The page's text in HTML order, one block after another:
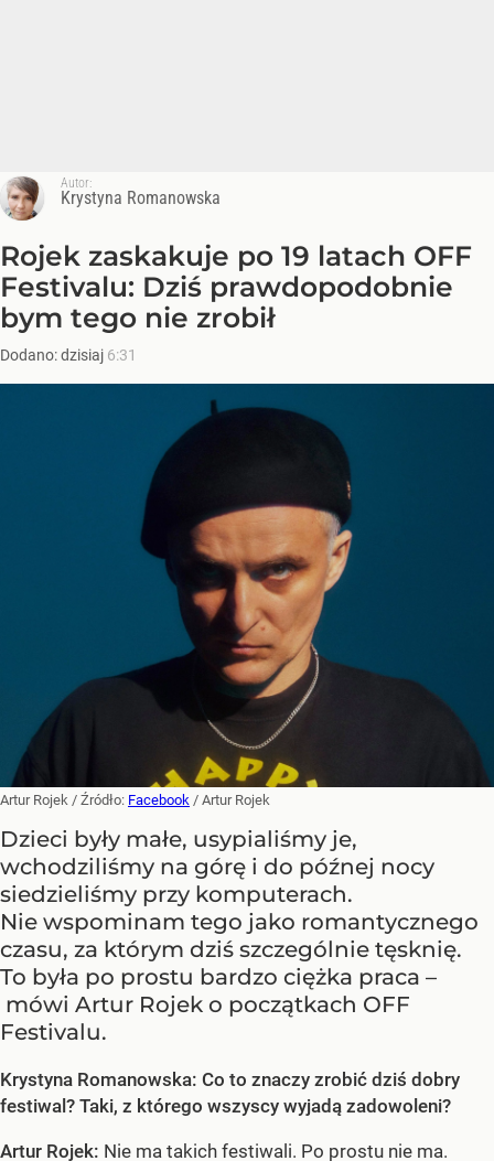
Autor:
Krystyna Romanowska
Rojek zaskakuje po 19 latach OFF
Festivalu: Dziś prawdopodobnie
bym tego nie zrobił
Dodano:dzisiaj 6:31
Artur Rojek / Źródło: Facebook / Artur Rojek
Dzieci były małe, usypialiśmy je,
wchodziliśmy na górę i do późnej nocy
siedzieliśmy przy komputerach.
Nie wspominam tego jako romantycznego
czasu, za którym dziś szczególnie tęsknię.
To była po prostu bardzo ciężka praca –
mówi Artur Rojek o początkach OFF
Festivalu.
Krystyna Romanowska: Co to znaczy zrobić dziś dobry
festiwal? Taki, z którego wszyscy wyjadą zadowoleni?
Artur Rojek: Nie ma takich festiwali. Po prostu nie ma.